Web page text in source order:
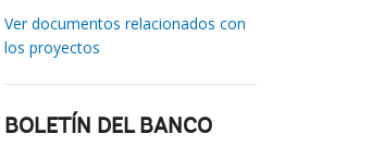
Ver documentos relacionados con
los proyectos
BOLETÍN DEL BANCO